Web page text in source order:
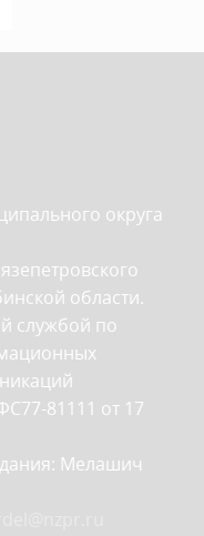
округа
области.
службой по
81111 от 17
Мелашич